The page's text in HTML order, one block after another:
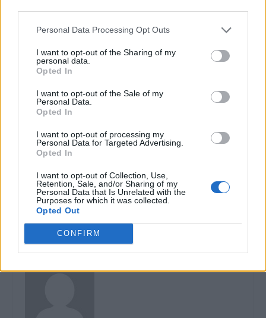
Personal Data Processing Opt Outs
I want to opt-out of the Sharing of my
personal data.
Opted In
I want to opt-out of the Sale of my
Personal Data.
Opted In
I want to opt-out of processing my
Personal Data for Targeted Advertising.
Opted In
I want to opt-out of Collection, Use,
Retention, Sale, and/or Sharing of my
Personal Data that Is Unrelated with the
Purposes for which it was collected.
Opted Out
CONFIRM
Articolul precedent
VIDEO. Prinde contur A0 –
Autostrada de Centură a
Capitalei. Va avea 101 km și
va fi un inel complet, în
exteriorul actualei Șosele de
Centură
Articolul următor
Cozmin Gușă a fost eliminat
0,125%! Noua „jupână” e
Alexandra Păcuraru, cu